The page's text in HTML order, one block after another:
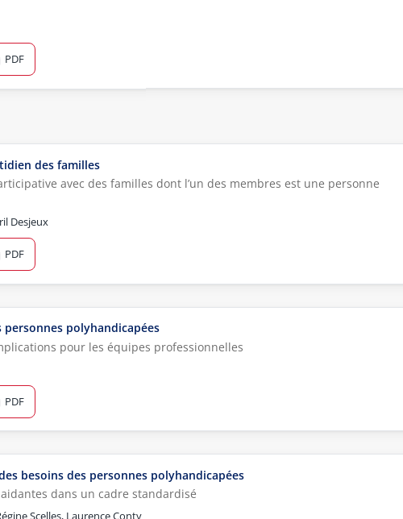
PDF
des familles
avec des familles dont l’un des membres est une personne
Desjeux
PDF
polyhandicapées
pour les équipes professionnelles
PDF
besoins des personnes polyhandicapées
dans un cadre standardisé
Scelles, Laurence Conty